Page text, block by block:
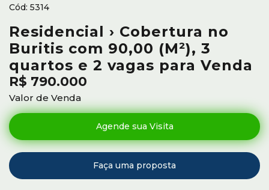
Residencial › Cobertura no
Buritis com 90,00 (M²), 3
quartos e 2 vagas para Venda
R$ 790.000
Valor de Venda
5314